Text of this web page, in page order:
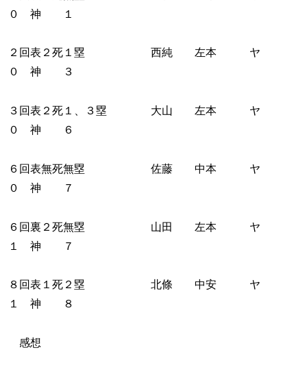
０ 神 １
２回表２死１塁 西純 左本 ヤ
０ 神 ３
３回表２死１、３塁 大山 左本 ヤ
０ 神 ６
６回表無死無塁 佐藤 中本 ヤ
０ 神 ７
６回裏２死無塁 山田 左本 ヤ
１ 神 ７
８回表１死２塁 北條 中安 ヤ
１ 神 ８
感想